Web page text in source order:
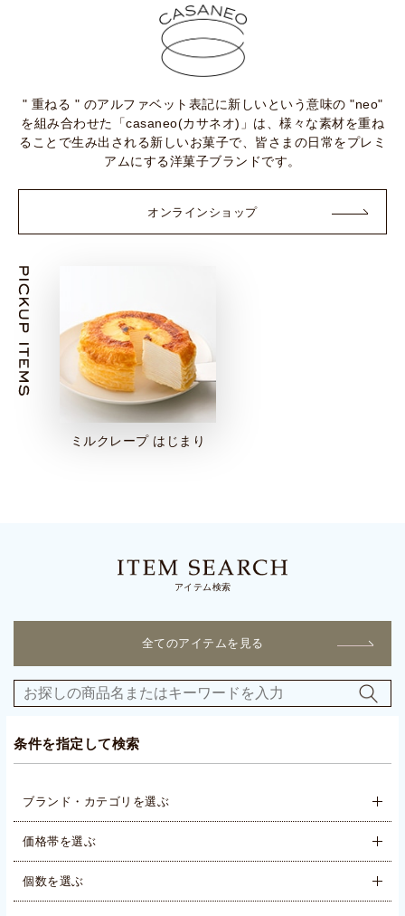
" 重ねる " のアルファベット表記に新しいという意味の "neo"
を組み合わせた「casaneo(カサネオ)」は、様々な素材を重ね
ることで生み出される新しいお菓子で、皆さまの日常をプレミ
アムにする洋菓子ブランドです。
オンラインショップ
ミルクレープ はじまり
アイテム検索
全てのアイテムを見る
条件を指定して検索
ブランド・カテゴリを選ぶ
価格帯を選ぶ
個数を選ぶ